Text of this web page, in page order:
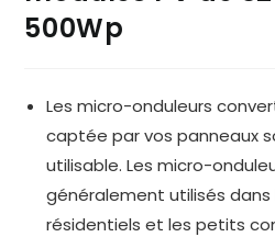
500Wp
Les micro-onduleurs
captée par vos panneaux
utilisable. Les micro-
généralement utilisés
résidentiels et les petits